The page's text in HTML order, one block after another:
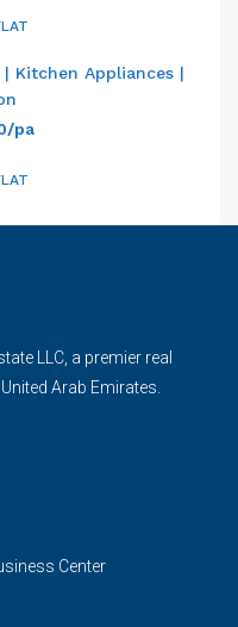
Kitchen Appliances |
pa
LLC, a premier real
Arab Emirates.
Center